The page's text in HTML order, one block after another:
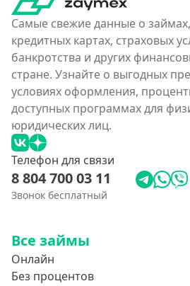
Самые свежие данные о
кредитных картах, страховых
банкротства и других
стране. Узнайте о выгодных
условиях оформления,
доступных программах для
юридических лиц.
Телефон для связи
8 804 700 03 11
Звонок бесплатный
Все займы
Онлайн
Без процентов